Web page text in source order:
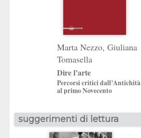
Marta Nezzo, Giuliana
Tomasella
Dire l’arte
Percorsi critici dall’Antichità
al primo Novecento
suggerimenti di lettura